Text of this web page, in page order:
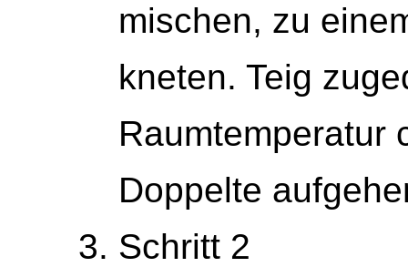
mischen, zu
kne­ten. Teig
Raumtemperatur
Doppelte
Schritt 2